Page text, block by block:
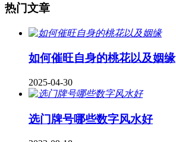
热门文章
如何催旺自身的桃花以及姻缘
2025-04-30
​选门牌号哪些数字风水好